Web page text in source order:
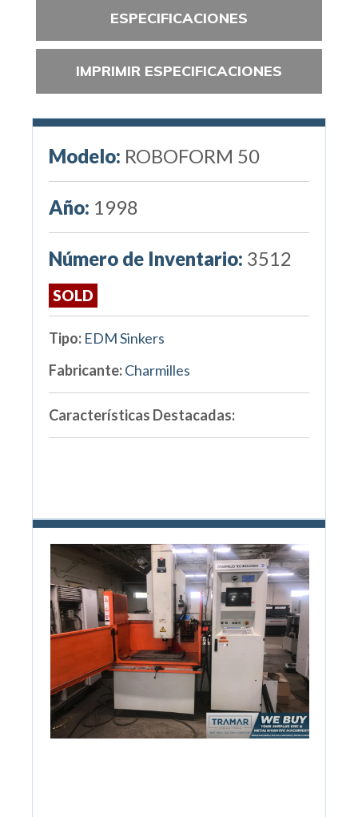
ESPECIFICACIONES
IMPRIMIR ESPECIFICACIONES
Modelo: ROBOFORM 50
Año: 1998
Número de Inventario: 3512
SOLD
Tipo: EDM Sinkers
Fabricante:Charmilles
Características Destacadas: